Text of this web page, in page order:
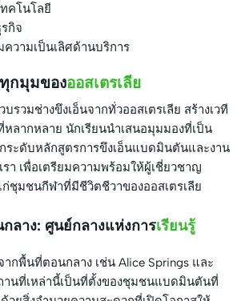
คโนโลยี
กิจ
ความเป็นเลิศด้านบริการ
กมุมของออสเตรเลีย
รวมช่างขึงเอ็นจากทั่วออสเตรเลีย สร้างเวที
ลากหลาย นักเรียนนำเสนอมุมมองที่เป็น
ระดับหลักสูตรการขึงเอ็นแบดมินตันและงาน
รา เพื่อเตรียมความพร้อมให้ผู้เชี่ยวชาญ
ชุมชนกีฬาที่มีชีวิตชีวาของออสเตรเลีย
กลาง: ศูนย์กลางแห่งการเรียนรู้
ากพื้นที่ตอนกลาง เช่น Alice Springs และ
นที่เหล่านี้เป็นที่ตั้งของชุมชนแบดมินตันที่